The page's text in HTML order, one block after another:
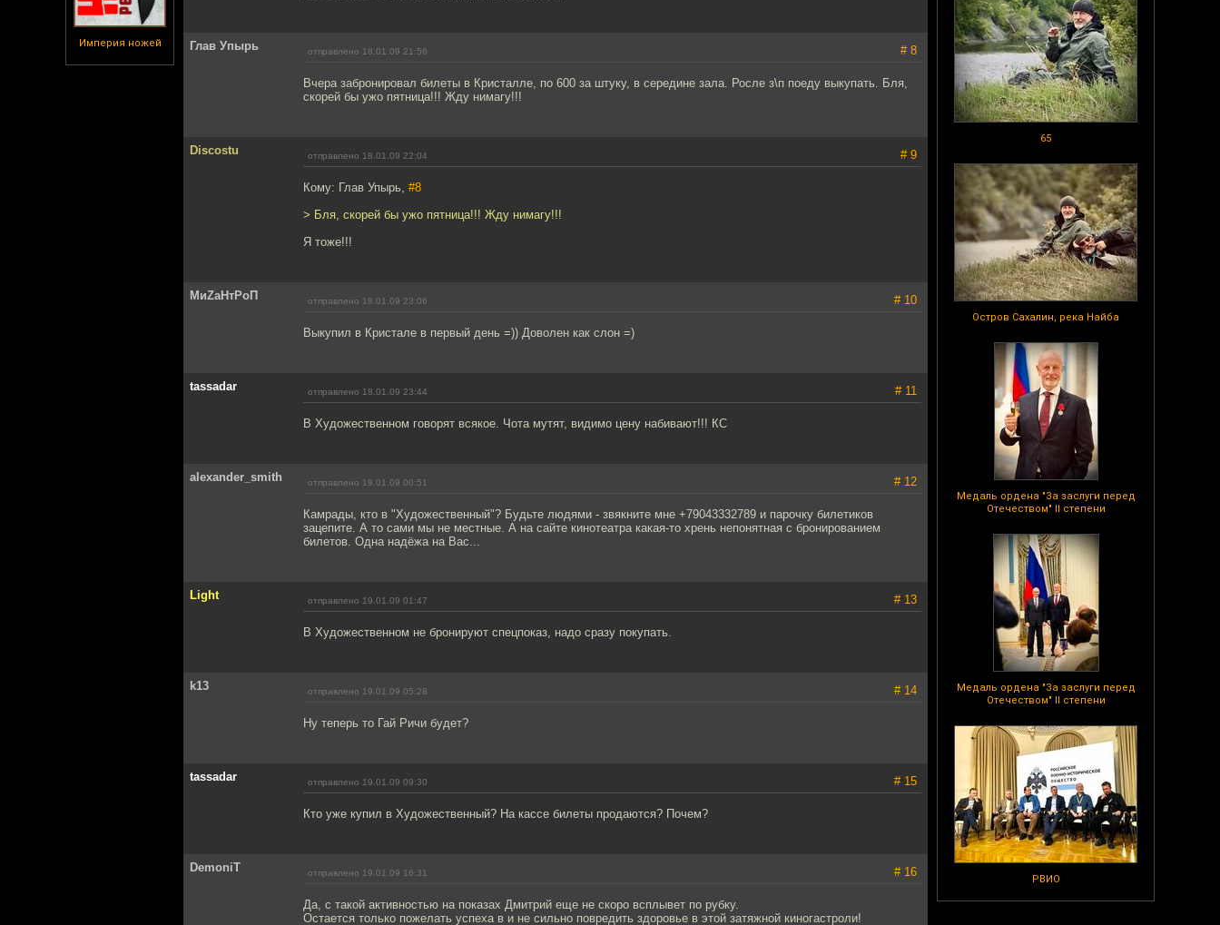
Империя ножей
65
Остров Сахалин, река Найба
Медаль ордена "За заслуги перед
Отечеством" II степени
Медаль ордена "За заслуги перед
Отечеством" II степени
РВИО
Глав Упырь отправлено 18.01.09 21:56 # 8
Вчера забронировал билеты в Кристалле, по 600 за штуку, в середине зала. Росле з\п поеду выкупать. Бля,
скорей бы ужо пятница!!! Жду нимагу!!!
Discostu отправлено 18.01.09 22:04 # 9
Кому: Глав Упырь, #8
> Бля, скорей бы ужо пятница!!! Жду нимагу!!!
Я тоже!!!
МиZаНтРоП отправлено 18.01.09 23:06 # 10
Выкупил в Кристале в первый день =)) Доволен как слон =)
tassadar отправлено 18.01.09 23:44 # 11
В Художественном говорят всякое. Чота мутят, видимо цену набивают!!! КС
alexander_smith отправлено 19.01.09 00:51 # 12
Камрады, кто в "Художественный"? Будьте людями - звякните мне +79043332789 и парочку билетиков
зацепите. А то сами мы не местные. А на сайте кинотеатра какая-то хрень непонятная с бронированием
билетов. Одна надёжа на Вас...
Light отправлено 19.01.09 01:47 # 13
В Художественном не бронируют спецпоказ, надо сразу покупать.
k13 отправлено 19.01.09 05:28 # 14
Ну теперь то Гай Ричи будет?
tassadar отправлено 19.01.09 09:30 # 15
Кто уже купил в Художественный? На кассе билеты продаются? Почем?
DemoniT отправлено 19.01.09 16:31 # 16
Да, с такой активностью на показах Дмитрий еще не скоро всплывет по рубку.
Остается только пожелать успеха в и не сильно повредить здоровье в этой затяжной киногастроли!